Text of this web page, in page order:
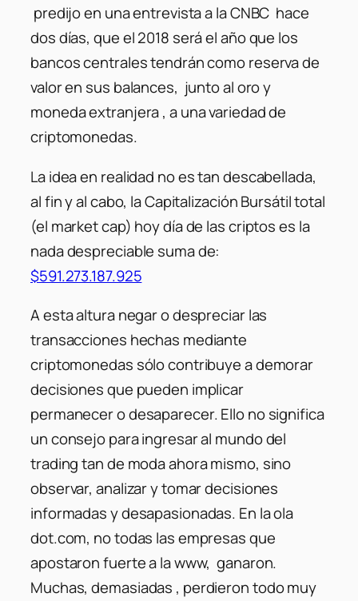
predijo en una entrevista a la CNBC hace
dos días, que el 2018 será el año que los
bancos centrales tendrán como reserva de
valor en sus balances, junto al oro y
moneda extranjera , a una variedad de
criptomonedas.
La idea en realidad no es tan descabellada,
al fin y al cabo, la Capitalización Bursátil total
(el market cap) hoy día de las criptos es la
nada despreciable suma de:
$591.273.187.925
A esta altura negar o despreciar las
transacciones hechas mediante
criptomonedas sólo contribuye a demorar
decisiones que pueden implicar
permanecer o desaparecer. Ello no significa
un consejo para ingresar al mundo del
trading tan de moda ahora mismo, sino
observar, analizar y tomar decisiones
informadas y desapasionadas. En la ola
dot.com, no todas las empresas que
apostaron fuerte a la www, ganaron.
Muchas, demasiadas , perdieron todo muy